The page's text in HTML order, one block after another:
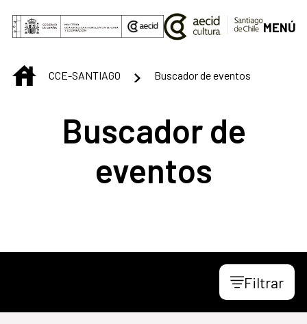
Saltar al contenido principal
MENÚ
INICIOCCE-SANTIAGO Buscador de eventos
Buscador de
eventos
Filtrar